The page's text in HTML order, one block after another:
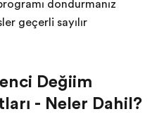
dondurmanız
geçerli sayılır
Değişim
- Neler Dahil?